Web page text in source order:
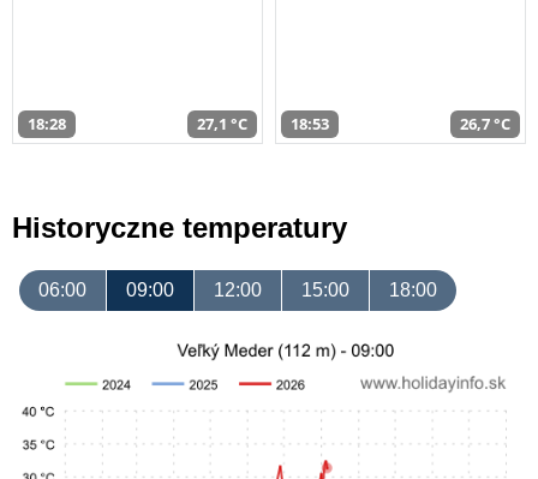
18:28 27,1 °C 18:53 26,7 °C
Historyczne temperatury
06:00 09:00 12:00 15:00 18:00